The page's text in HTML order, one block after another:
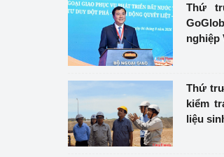
Thứ
nghiệp
Thứ
kiểm
liệu